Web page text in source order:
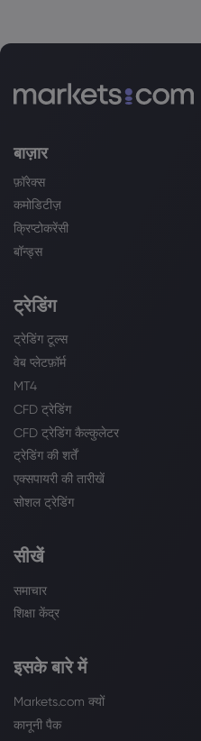
बाज़ार
फ़ॉरेक्स
कमोडिटीज़
क्रिप्टोकरेंसी
बॉन्ड्स
ट्रेडिंग
ट्रेडिंग टूल्स
वेब प्लेटफ़ॉर्म
MT4
CFD ट्रेडिंग
CFD ट्रेडिंग कैल्कुलेटर
ट्रेडिंग की शर्तें
एक्सपायरी की तारीखें
सोशल ट्रेडिंग
सीखें
समाचार
शिक्षा केंद्र
इसके बारे में
Markets.com क्यों
कानूनी पैक